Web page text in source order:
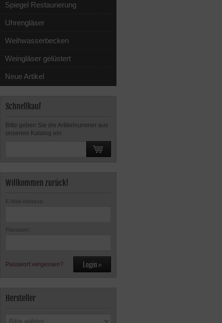
Spiegel Restaurierung
Uhrengläser
Weihwasserbecken
Weingläser gelüstert
Neue Artikel
Schnellkauf
Bitte geben Sie die Artikelnummer aus
unserem Katalog ein.
Willkommen zurück!
E-Mail-Adresse:
Passwort:
Passwort vergessen?
Hersteller